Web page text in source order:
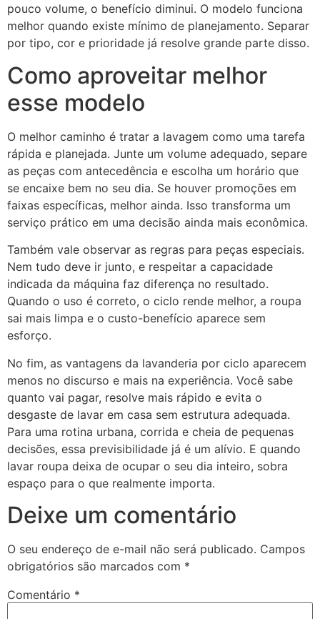
pouco volume, o benefício diminui. O modelo funciona
melhor quando existe mínimo de planejamento. Separar
por tipo, cor e prioridade já resolve grande parte disso.
Como aproveitar melhor
esse modelo
O melhor caminho é tratar a lavagem como uma tarefa
rápida e planejada. Junte um volume adequado, separe
as peças com antecedência e escolha um horário que
se encaixe bem no seu dia. Se houver promoções em
faixas específicas, melhor ainda. Isso transforma um
serviço prático em uma decisão ainda mais econômica.
Também vale observar as regras para peças especiais.
Nem tudo deve ir junto, e respeitar a capacidade
indicada da máquina faz diferença no resultado.
Quando o uso é correto, o ciclo rende melhor, a roupa
sai mais limpa e o custo-benefício aparece sem
esforço.
No fim, as vantagens da lavanderia por ciclo aparecem
menos no discurso e mais na experiência. Você sabe
quanto vai pagar, resolve mais rápido e evita o
desgaste de lavar em casa sem estrutura adequada.
Para uma rotina urbana, corrida e cheia de pequenas
decisões, essa previsibilidade já é um alívio. E quando
lavar roupa deixa de ocupar o seu dia inteiro, sobra
espaço para o que realmente importa.
Deixe um comentário
O seu endereço de e-mail não será publicado. Campos
obrigatórios são marcados com *
Comentário *